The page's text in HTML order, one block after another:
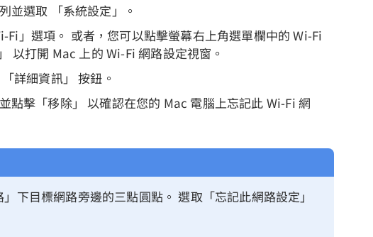
並選取 「系統設定」。
Fi」選項。 或者，您可以點擊螢幕右上角選單欄中的 Wi-Fi
以打開 Mac 上的 Wi-Fi 網路設定視窗。
詳細資訊」 按鈕。
點擊「移除」 以確認在您的 Mac 電腦上忘記此 Wi-Fi 網
下目標網路旁邊的三點圓點。 選取「忘記此網路設定」